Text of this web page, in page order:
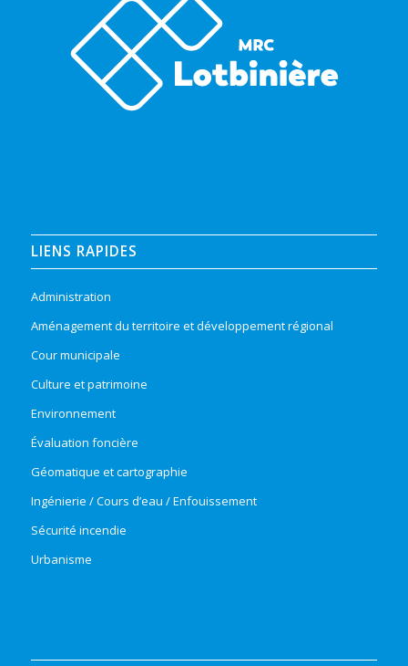
LIENS RAPIDES
Administration
Aménagement du territoire et développement régional
Cour municipale
Culture et patrimoine
Environnement
Évaluation foncière
Géomatique et cartographie
Ingénierie / Cours d’eau / Enfouissement
Sécurité incendie
Urbanisme